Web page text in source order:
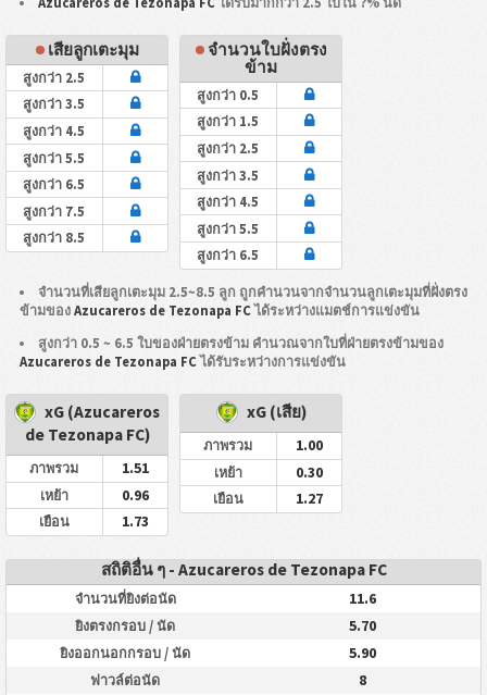
เสียลูกเตะมุม
สูงกว่า 2.5
สูงกว่า 3.5
สูงกว่า 4.5
สูงกว่า 5.5
สูงกว่า 6.5
สูงกว่า 7.5
สูงกว่า 8.5
จำนวนใบฝั่งตรง
ข้าม
สูงกว่า 0.5
สูงกว่า 1.5
สูงกว่า 2.5
สูงกว่า 3.5
สูงกว่า 4.5
สูงกว่า 5.5
สูงกว่า 6.5
จำนวนที่เสียลูกเตะมุม 2.5~8.5 ลูก ถูกคำนวนจากจำนวนลูกเตะมุมที่ฝั่งตรง
ข้ามของ Azucareros de Tezonapa FCได้ระหว่างแมตช์การแข่งขัน
สูงกว่า 0.5 ~ 6.5 ใบของฝ่ายตรงข้าม คำนวณจากใบที่ฝ่ายตรงข้ามของ
Azucareros de Tezonapa FCได้รับระหว่างการแข่งขัน
xG (Azucareros
de Tezonapa FC)
ภาพรวม 1.51
เหย้า 0.96
เยือน 1.73
xG (เสีย)
ภาพรวม 1.00
เหย้า 0.30
เยือน 1.27
สถิติอื่น ๆ - Azucareros de Tezonapa FC
จำนวนที่ยิงต่อนัด 11.6
ยิงตรงกรอบ / นัด 5.70
ยิงออกนอกกรอบ / นัด 5.90
ฟาวล์ต่อนัด 8